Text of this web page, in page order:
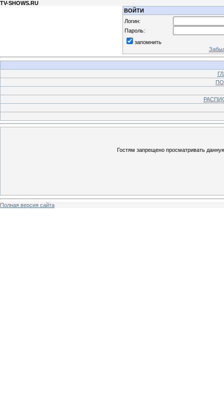
TV-SHOWS.RU
ВОЙТИ
Логин:
Пароль:
запомнить
Гостям запрещено просматривать
Полная версия сайта